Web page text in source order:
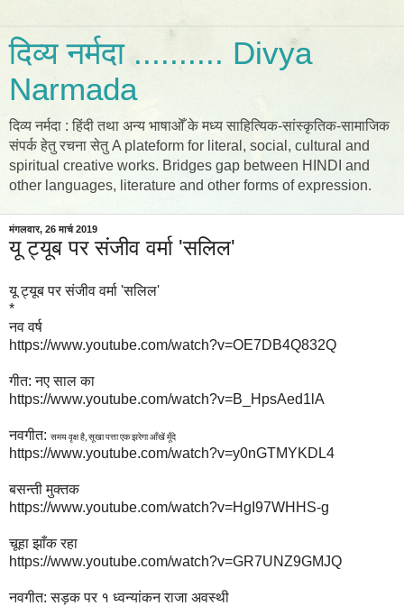
दिव्य नर्मदा .......... Divya
Narmada
दिव्य नर्मदा : हिंदी तथा अन्य भाषाओँ के मध्य साहित्यिक-सांस्कृतिक-सामाजिक
संपर्क हेतु रचना सेतु A plateform for literal, social, cultural and
spiritual creative works. Bridges gap between HINDI and
other languages, literature and other forms of expression.
मंगलवार, 26 मार्च 2019
यू ट्यूब पर संजीव वर्मा 'सलिल'
यू ट्यूब पर संजीव वर्मा 'सलिल'
*
नव वर्ष
https://www.youtube.com/watch?v=OE7DB4Q832Q
गीत: नए साल का
https://www.youtube.com/watch?v=B_HpsAed1lA
नवगीत: समय वृक्ष है, सूखा पत्ता एक झरेगा आँखें मूँदे
https://www.youtube.com/watch?v=y0nGTMYKDL4
बसन्ती मुक्तक
https://www.youtube.com/watch?v=HgI97WHHS-g
चूहा झाँक रहा
https://www.youtube.com/watch?v=GR7UNZ9GMJQ
नवगीत: सड़क पर १ ध्वन्यांकन राजा अवस्थी